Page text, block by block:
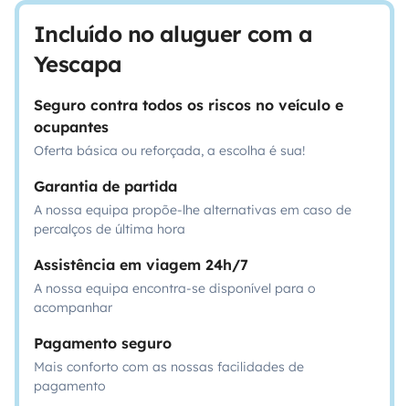
Incluído no aluguer com a
Yescapa
Seguro contra todos os riscos no veículo e
ocupantes
Oferta básica ou reforçada, a escolha é sua!
Garantia de partida
A nossa equipa propõe-lhe alternativas em caso de
percalços de última hora
Assistência em viagem 24h/7
A nossa equipa encontra-se disponível para o
acompanhar
Pagamento seguro
Mais conforto com as nossas facilidades de
pagamento